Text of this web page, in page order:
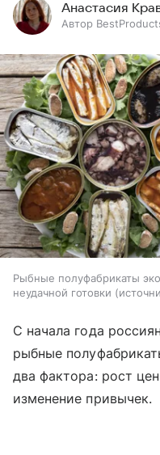
Анастасия
Автор
Рыбные полуфабрикаты
неудачной готовки
С начала года
рыбные
два фактора: рост
изменение привычек.